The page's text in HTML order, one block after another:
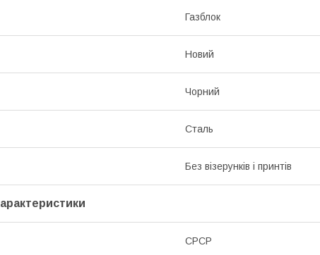
Газблок
Новий
Чорний
Сталь
Без візерунків і принтів
СРСР